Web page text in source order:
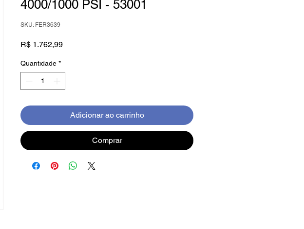
4000/1000 PSI - 53001
SKU: FER3639
R$ 1.762,99Preço
Quantidade *
Adicionar ao carrinho
Comprar